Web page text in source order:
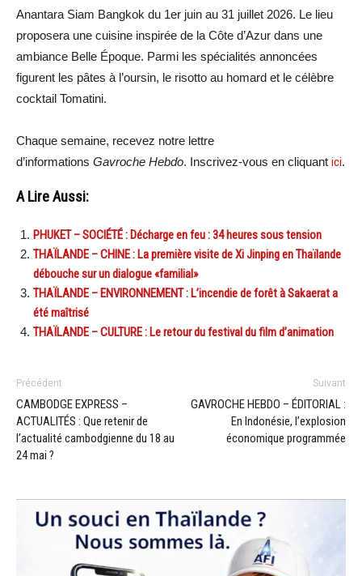
Anantara Siam Bangkok du 1er juin au 31 juillet 2026. Le lieu
proposera une cuisine inspirée de la Côte d’Azur dans une
ambiance Belle Époque. Parmi les spécialités annoncées
figurent les pâtes à l’oursin, le risotto au homard et le célèbre
cocktail Tomatini.
Chaque semaine, recevez notre lettre
d’informations Gavroche Hebdo. Inscrivez-vous en cliquant ici.
A Lire Aussi:
PHUKET – SOCIÉTÉ : Décharge en feu : 34 heures sous tension
THAÏLANDE – CHINE : La première visite de Xi Jinping en Thaïlande
débouche sur un dialogue «familial»
THAÏLANDE – ENVIRONNEMENT : L’incendie de forêt à Sakaerat a
été maîtrisé
THAÏLANDE – CULTURE : Le retour du festival du film d’animation
Précédent
CAMBODGE EXPRESS –
ACTUALITÉS : Que retenir de
l’actualité cambodgienne du 18 au
24 mai ?
Suivant
GAVROCHE HEBDO – ÉDITORIAL :
En Indonésie, l’explosion
économique programmée